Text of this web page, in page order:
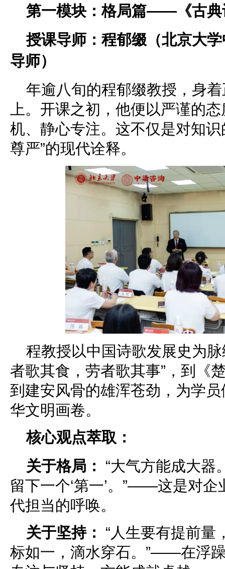
第一模块：格局篇——《古典
授课导师：程郁缀（北京大
导师）
年逾八旬的程郁缀教授，身
上。开课之初，他便以严谨的
机、静心专注。这不仅是对知
尊严”的现代诠释。
程教授以中国诗歌发展史为
者歌其食，劳者歌其事”，到《
到建安风骨的雄浑苍劲，为学
华文明画卷。
核心观点萃取：
关于格局：
“大气方能成大器
留下一个‘第一’。”——这是对企
代担当的呼唤。
关于坚持：
“人生要有提前量
标如一，滴水穿石。”——在浮